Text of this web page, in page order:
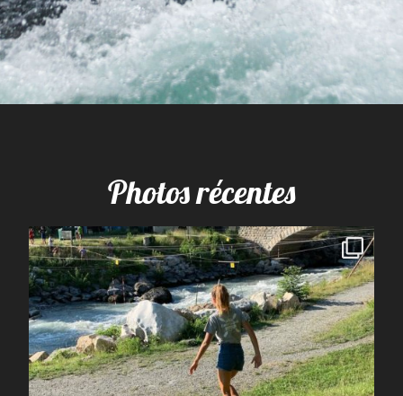
Photos récentes
spcoccanoekayakduloup